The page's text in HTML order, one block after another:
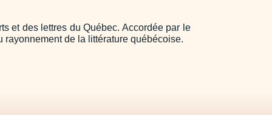
et des lettres du Québec. Accordée par le
de la littérature québécoise.